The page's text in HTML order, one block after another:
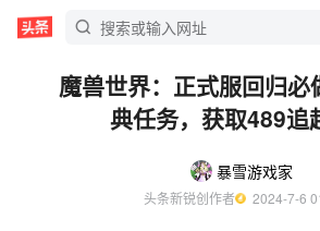
魔兽世界：正式服回归必
典任务，获取489追
暴雪游戏家
头条新锐创作者
2024-7-6